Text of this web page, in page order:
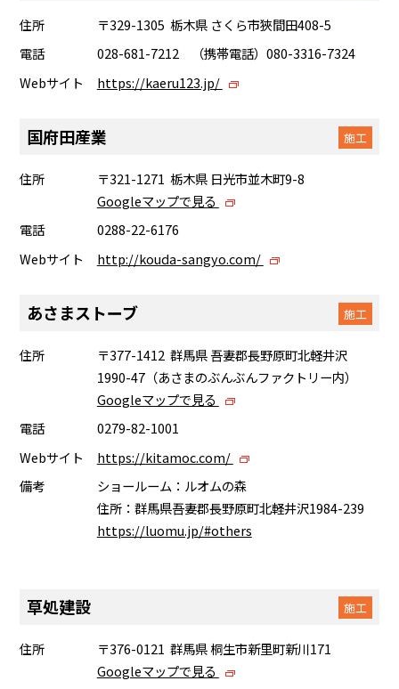
住所
〒329-1305 栃木県 さくら市狹間田408-5
電話
028-681-7212 （携帯電話）080-3316-7324
Webサイト
https://kaeru123.jp/
国府田産業 施工
住所
〒321-1271 栃木県 日光市並木町9-8
Googleマップで見る
電話
0288-22-6176
Webサイト
http://kouda-sangyo.com/
あさまストーブ 施工
住所
〒377-1412 群馬県 吾妻郡長野原町北軽井沢
1990-47（あさまのぶんぶんファクトリー内）
Googleマップで見る
電話
0279-82-1001
Webサイト
https://kitamoc.com/
備考
ショールーム：ルオムの森
住所：群馬県吾妻郡長野原町北軽井沢1984-239
https://luomu.jp/#others
草処建設 施工
住所
〒376-0121 群馬県 桐生市新里町新川171
Googleマップで見る